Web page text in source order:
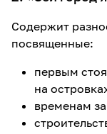
Содержит
посвященные:
первым
на
временам